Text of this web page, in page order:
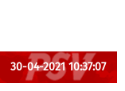
30-04-2021 10:37:07